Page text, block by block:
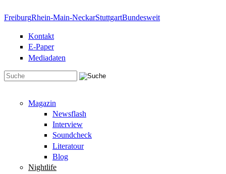
FreiburgRhein-Main-NeckarStuttgartBundesweit
Kontakt
E-Paper
Mediadaten
Magazin
Newsflash
Interview
Soundcheck
Literatour
Blog
Nightlife